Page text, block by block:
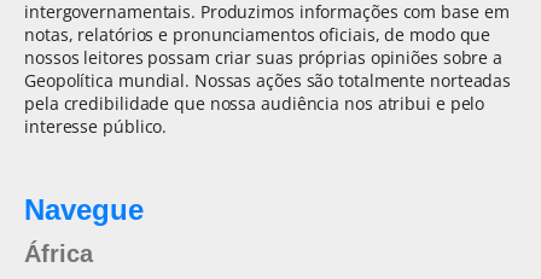
intergovernamentais. Produzimos informações com base em
notas, relatórios e pronunciamentos oficiais, de modo que
nossos leitores possam criar suas próprias opiniões sobre a
Geopolítica mundial. Nossas ações são totalmente norteadas
pela credibilidade que nossa audiência nos atribui e pelo
interesse público.
Navegue
África